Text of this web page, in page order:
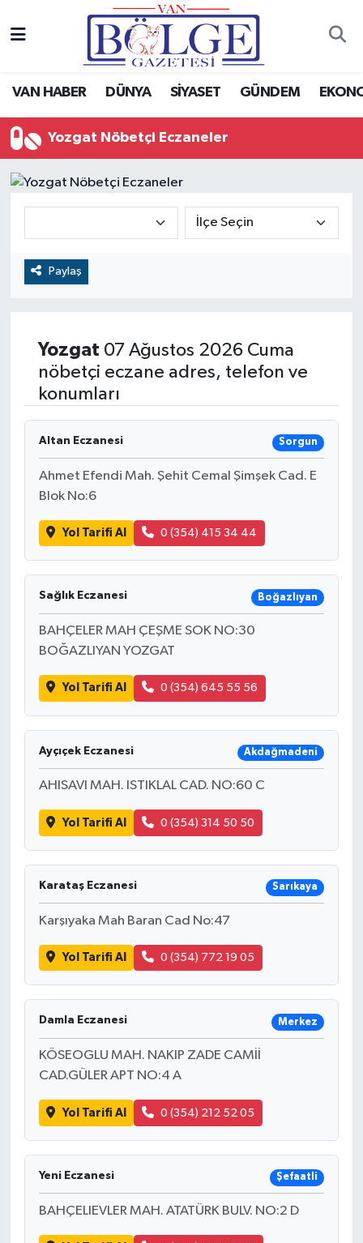
VAN HABER DÜNYA SİYASET GÜNDEM
Yozgat Nöbetçi Eczaneler
Paylaş
Yozgat 07 Ağustos 2026 Cuma
nöbetçi eczane adres, telefon ve
konumları
Altan Eczanesi Sorgun
Ahmet Efendi Mah. Şehit Cemal Şimşek Cad. E
Blok No:6
Yol Tarifi Al 0 (354) 415 34 44
Sağlık Eczanesi Boğazlıyan
BAHÇELER MAH ÇEŞME SOK NO:30
BOĞAZLIYAN YOZGAT
Yol Tarifi Al 0 (354) 645 55 56
Ayçıçek Eczanesi Akdağmadeni
AHISAVI MAH. ISTIKLAL CAD. NO:60 C
Yol Tarifi Al 0 (354) 314 50 50
Karataş Eczanesi Sarıkaya
Karşıyaka Mah Baran Cad No:47
Yol Tarifi Al 0 (354) 772 19 05
Damla Eczanesi Merkez
KÖSEOGLU MAH. NAKIP ZADE CAMİİ
CAD.GÜLER APT NO:4 A
Yol Tarifi Al 0 (354) 212 52 05
Yeni Eczanesi Şefaatli
BAHÇELIEVLER MAH. ATATÜRK BULV. NO:2 D
Van Haber
Gündem
Spor
Eğitim
Dünya
RESMİ İLANLAR
Hava Durumu
Puan Durumu ve Fikstür
Tüm Manşetler
Son Dakika Haberleri
Haber Arşivi